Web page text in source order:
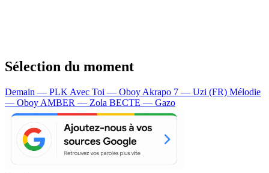
Sélection du moment
Demain — PLK Avec Toi — Oboy Akrapo 7 — Uzi (FR) Mélodie
— Oboy AMBER — Zola BECTE — Gazo